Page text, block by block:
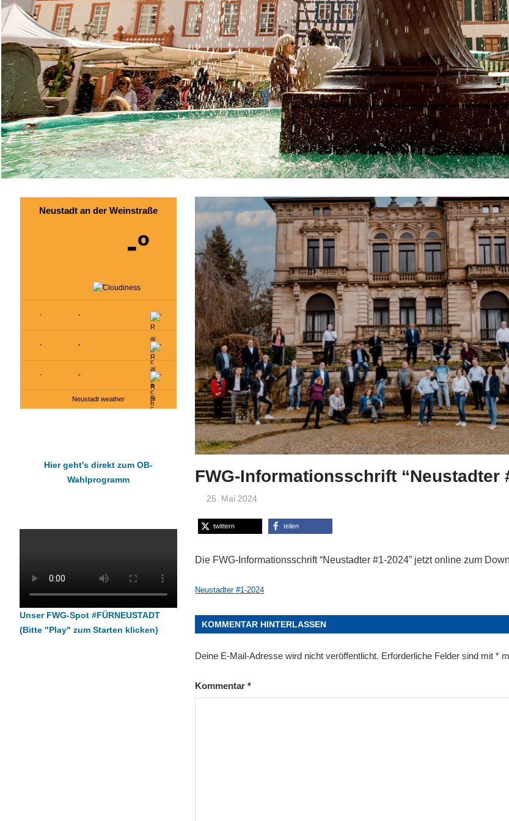
FWG-Informationsschrift “Neustadter
25. Mai 2024
twittern teilen
Die FWG-Informationsschrift “Neustadter #1-2024” jetzt online zum
Neustadter #1-2024
KOMMENTAR HINTERLASSEN
Deine E-Mail-Adresse wird nicht veröffentlicht. Erforderliche Felder sind mit*
Kommentar*
Neustadt an der Weinstraße
-º
-
- - -
- - -
- - -
Neustadt weather
Hier geht's direkt zum OB-
Wahlprogramm
Unser FWG-Spot #FÜRNEUSTADT
(Bitte "Play" zum Starten klicken)